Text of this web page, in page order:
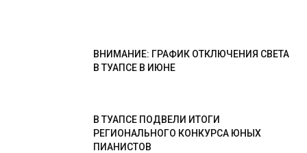
ВНИМАНИЕ: ГРАФИК ОТКЛЮЧЕНИЯ СВЕТА
В ТУАПСЕ В ИЮНЕ
В ТУАПСЕ ПОДВЕЛИ ИТОГИ
РЕГИОНАЛЬНОГО КОНКУРСА ЮНЫХ
ПИАНИСТОВ